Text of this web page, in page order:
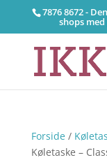
7876 8672 -
shops
Forside/
Køletaske –